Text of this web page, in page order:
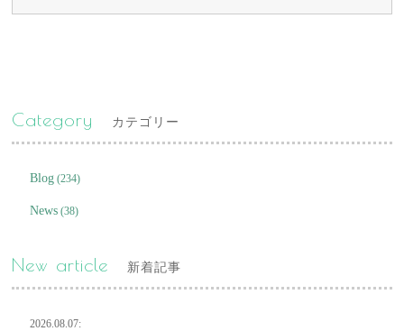
Category カテゴリー
Blog (234)
News (38)
New article 新着記事
2026.08.07: